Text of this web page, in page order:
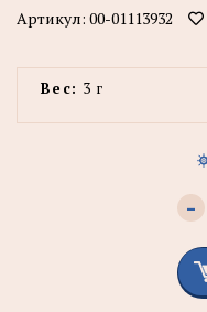
Артикул: 00-01113932
Вес: 3 г
-